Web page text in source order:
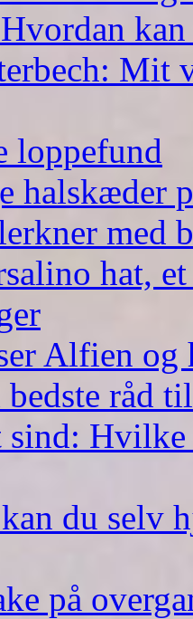
Mit
loppefund
halskæder
med
hat,
Alfien og
råd
du selv
på